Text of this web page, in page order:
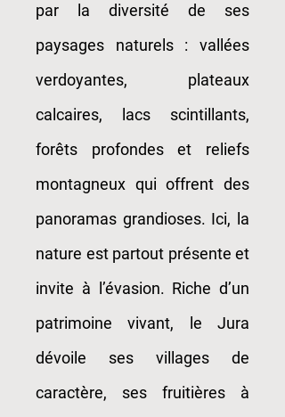
par la diversité de ses
paysages naturels : vallées
verdoyantes, plateaux
calcaires, lacs scintillants,
forêts profondes et reliefs
montagneux qui offrent des
panoramas grandioses. Ici, la
nature est partout présente et
invite à l’évasion. Riche d’un
patrimoine vivant, le Jura
dévoile ses villages de
caractère, ses fruitières à